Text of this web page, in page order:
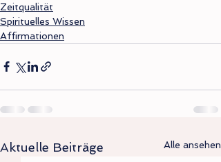
Zeitqualität
Spirituelles Wissen
Affirmationen
Aktuelle Beiträge Alle ansehen